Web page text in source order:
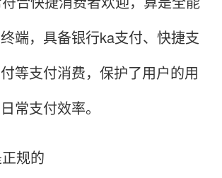
端，具备银行ka支付、快捷支
等支付消费，保护了用户的用
常支付效率。
规的